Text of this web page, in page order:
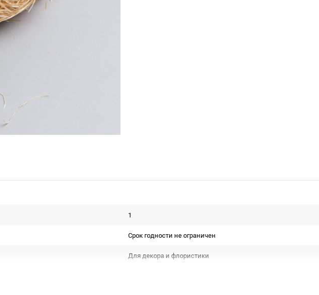
1
Срок годности не ограничен
Для декора и флористики